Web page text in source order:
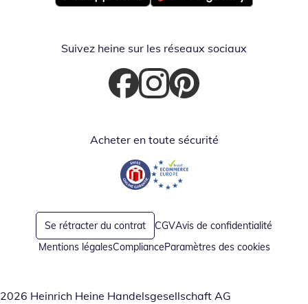
Opent in nieuw vensterOpent in nieuw venster
Suivez heine sur les réseaux sociaux
Opent in nieuw venster
Opent in nieuw venster
Opent in nieuw venster
Acheter en toute sécurité
Opent in nieuw venster
Opent in nieuw venster
Se rétracter du contrat CGVAvis de confidentialité
Mentions légalesComplianceParamètres des cookies
2026 Heinrich Heine Handelsgesellschaft AG